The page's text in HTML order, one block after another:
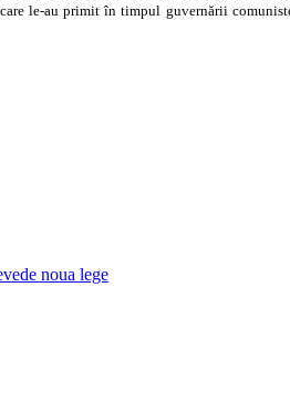
le-au primit în timpul guvernării
noua lege